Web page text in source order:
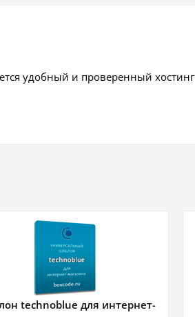
удобный и проверенный хостинг
technoblue для интернет-